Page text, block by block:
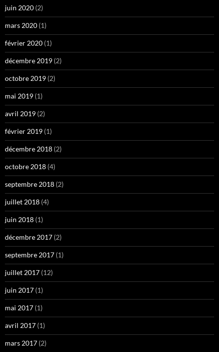
juin 2020 (2)
mars 2020 (1)
février 2020 (1)
décembre 2019 (2)
octobre 2019 (2)
mai 2019 (1)
avril 2019 (2)
février 2019 (1)
décembre 2018 (2)
octobre 2018 (4)
septembre 2018 (2)
juillet 2018 (4)
juin 2018 (1)
décembre 2017 (2)
septembre 2017 (1)
juillet 2017 (12)
juin 2017 (1)
mai 2017 (1)
avril 2017 (1)
mars 2017 (2)